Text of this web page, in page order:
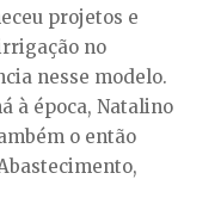
projetos e
no
nesse modelo.
à época, Natalino
o então